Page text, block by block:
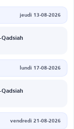
jeudi 13-08-2026
Qadsiah
lundi 17-08-2026
Qadsiah
vendredi 21-08-2026